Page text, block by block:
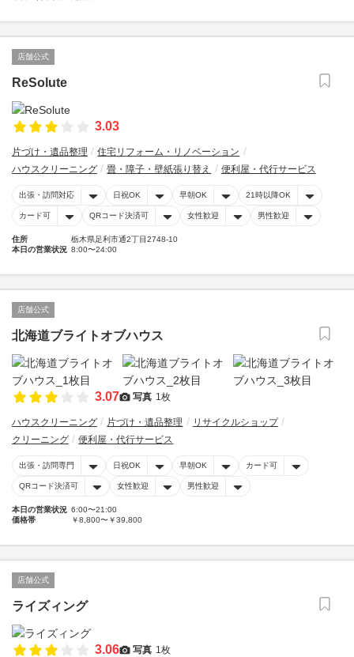
店舗公式
ReSolute
3.03
片づけ・遺品整理
住宅リフォーム・リノベーション
ハウスクリーニング
畳・障子・壁紙張り替え 便利屋・代行サービス
出張・訪問対応 日祝OK 早朝OK 21時以降OK
カード可 QRコード決済可 女性歓迎 男性歓迎
住所
栃木県足利市通2丁目2748-10
本日の営業状況 8:00〜24:00
店舗公式
北海道ブライトオブハウス
3.07 写真 1枚
ハウスクリーニング 片づけ・遺品整理
リサイクルショップ
クリーニング
便利屋・代行サービス
出張・訪問専門 日祝OK 早朝OK カード可
QRコード決済可 女性歓迎 男性歓迎
本日の営業状況 6:00〜21:00
価格帯
￥8,800〜￥39,800
店舗公式
ライズィング
3.06 写真 1枚